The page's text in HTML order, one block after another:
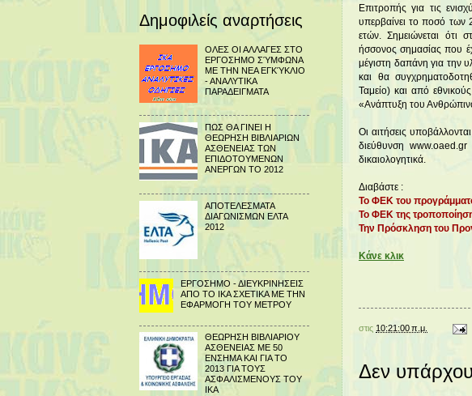
Επιτροπής για τις
υπερβαίνει το ποσό των
ετών. Σημειώνεται ότι
ήσσονος σημασίας που
μέγιστη δαπάνη για την
και θα
Ταμείο) και από
«Ανάπτυξη του
Οι αιτήσεις
διεύθυνσηwww.oaed.gr
δικαιολογητικά.
Διαβάστε :
Το ΦΕΚ του
Το ΦΕΚ της
Την Πρόσκληση του
Κάνε κλικ
στις 10:21:00 π.μ.
Δεν
Δημοφιλείς αναρτήσεις
ΟΛΕΣ ΟΙ ΑΛΛΑΓΕΣ ΣΤΟ
ΕΡΓΟΣΗΜΟ ΣΎΜΦΩΝΑ
ΜΕ ΤΗΝ ΝΕΑ ΕΓΚΎΚΛΙΟ
- ΑΝΑΛΥΤΙΚΑ
ΠΑΡΑΔΕΙΓΜΑΤΑ
ΠΩΣ ΘΑ ΓΙΝΕΙ Η
ΘΕΩΡΗΣΗ ΒΙΒΛΙΑΡΙΩΝ
ΑΣΘΕΝΕΙΑΣ ΤΩΝ
ΕΠΙΔΟΤΟΥΜΕΝΩΝ
ΑΝΕΡΓΩΝ ΤΟ 2012
ΑΠΟΤΕΛΕΣΜΑΤΑ
ΔΙΑΓΩΝΙΣΜΩΝ ΕΛΤΑ
2012
ΕΡΓΟΣΗΜΟ - ΔΙΕΥΚΡΙΝΗΣΕΙΣ
ΑΠΟ ΤΟ ΙΚΑ ΣΧΕΤΙΚΑ ΜΕ ΤΗΝ
ΕΦΑΡΜΟΓΗ ΤΟΥ ΜΕΤΡΟΥ
ΘΕΩΡΗΣΗ ΒΙΒΛΙΑΡΙΟΥ
ΑΣΘΕΝΕΙΑΣ ΜΕ 50
ΕΝΣΗΜΑ ΚΑΙ ΓΙΑ ΤΟ
2013 ΓΙΑ ΤΟΥΣ
ΑΣΦΑΛΙΣΜΕΝΟΥΣ ΤΟΥ
ΙΚΑ